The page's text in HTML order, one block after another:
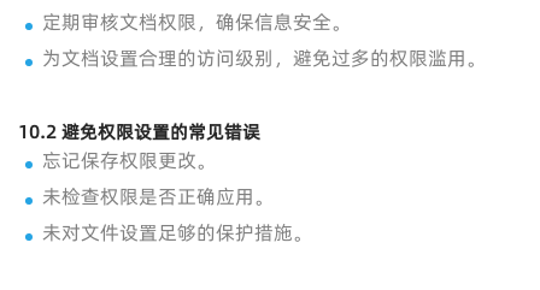
定期审核文档权限，确保信息安全。
为文档设置合理的访问级别，避免过多的权限滥用。
10.2避免权限设置的常见错误
忘记保存权限更改。
未检查权限是否正确应用。
未对文件设置足够的保护措施。